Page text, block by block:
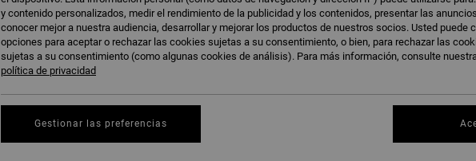
Color
y contenido personalizados, medir el rendimiento de la publicidad y los contenidos, presentar las
conocer mejor a nuestra audiencia, desarrollar y mejorar los productos de nuestros socios. Usted puede
opciones para aceptar o rechazar las cookies sujetas a su consentimiento, o bien, para rechazar las
sujetas a su consentimiento (como algunas cookies de análisis). Para más información, consulte
política de privacidad
Gestionar las preferencias